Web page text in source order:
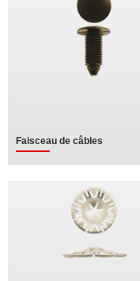
Faisceau de câbles